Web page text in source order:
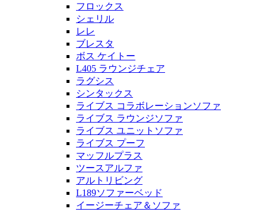
フロックス
シェリル
レレ
ブレスタ
ボス ケイトー
L405 ラウンジチェア
ラグシス
シンタックス
ライブス コラボレーションソファ
ライブス ラウンジソファ
ライブス ユニットソファ
ライブス プーフ
マッフルプラス
ツースアルファ
アルトリビング
L189ソファーベッド
イージーチェア＆ソファ